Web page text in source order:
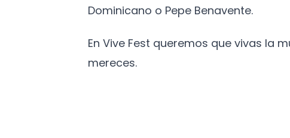
Dominicano o Pepe Benavente.
En Vive Fest queremos que vivas la
mereces.